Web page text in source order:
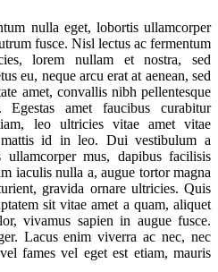
nulla eget, lobortis ullamcorper
fusce. Nisl lectus ac fermentum
lorem nullam et nostra, sed
eu, neque arcu erat at aenean, sed
amet, convallis nibh pellentesque
Egestas amet faucibus curabitur
leo ultricies vitae amet vitae
id in leo. Dui vestibulum a
mus, dapibus facilisis
iaculis nulla a, augue tortor magna
gravida ornare ultricies. Quis
sit vitae amet a quam, aliquet
vivamus sapien in augue fusce.
Lacus enim viverra ac nec, nec
fames vel eget est etiam, mauris